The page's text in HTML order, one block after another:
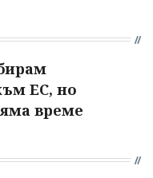
ЕС, но
време